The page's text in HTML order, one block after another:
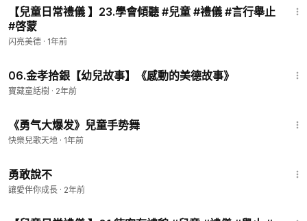
【兒童日常禮儀 】23.學會傾聽 #兒童 #禮儀 #言行舉止
#啓蒙
闪亮美德 · 1年前
06.金孝拾銀【幼兒故事】《感動的美德故事》
寶藏童話樹 · 2年前
《勇气大爆发》兒童手势舞
快樂兒歌天地 · 1年前
勇敢說不
讓愛伴你成長 · 2年前